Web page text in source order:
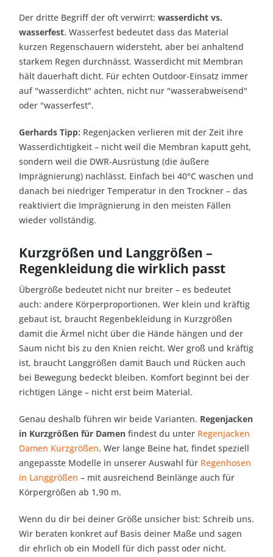
Der dritte Begriff der oft verwirrt: wasserdicht vs.
wasserfest. Wasserfest bedeutet dass das Material
kurzen Regenschauern widersteht, aber bei anhaltend
starkem Regen durchnässt. Wasserdicht mit Membran
hält dauerhaft dicht. Für echten Outdoor-Einsatz immer
auf "wasserdicht" achten, nicht nur "wasserabweisend"
oder "wasserfest".
Gerhards Tipp: Regenjacken verlieren mit der Zeit ihre
Wasserdichtigkeit – nicht weil die Membran kaputt geht,
sondern weil die DWR-Ausrüstung (die äußere
Imprägnierung) nachlässt. Einfach bei 40°C waschen und
danach bei niedriger Temperatur in den Trockner – das
reaktiviert die Imprägnierung in den meisten Fällen
wieder vollständig.
Kurzgrößen und Langgrößen –
Regenkleidung die wirklich passt
Übergröße bedeutet nicht nur breiter – es bedeutet
auch: andere Körperproportionen. Wer klein und kräftig
gebaut ist, braucht Regenbekleidung in Kurzgrößen
damit die Ärmel nicht über die Hände hängen und der
Saum nicht bis zu den Knien reicht. Wer groß und kräftig
ist, braucht Langgrößen damit Bauch und Rücken auch
bei Bewegung bedeckt bleiben. Komfort beginnt bei der
richtigen Länge – nicht erst beim Material.
Genau deshalb führen wir beide Varianten. Regenjacken
in Kurzgrößen für Damen findest du unter Regenjacken
Damen Kurzgrößen. Wer lange Beine hat, findet speziell
angepasste Modelle in unserer Auswahl für Regenhosen
in Langgrößen – mit ausreichend Beinlänge auch für
Körpergrößen ab 1,90 m.
Wenn du dir bei deiner Größe unsicher bist: Schreib uns.
Wir beraten konkret auf Basis deiner Maße und sagen
dir ehrlich ob ein Modell für dich passt oder nicht.